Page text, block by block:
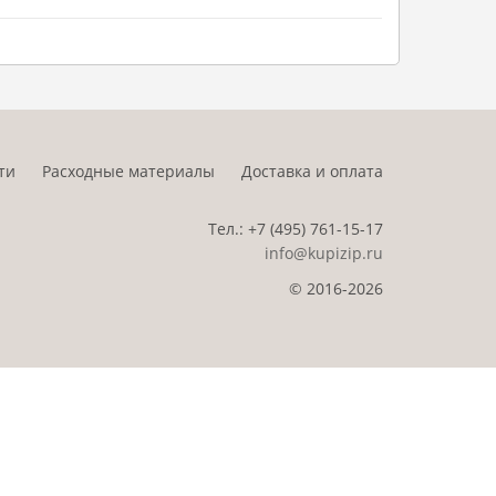
Расходные материалы Доставка и оплата
Тел.: +7 (495) 761-15-17
info@kupizip.ru
© 2016-2026